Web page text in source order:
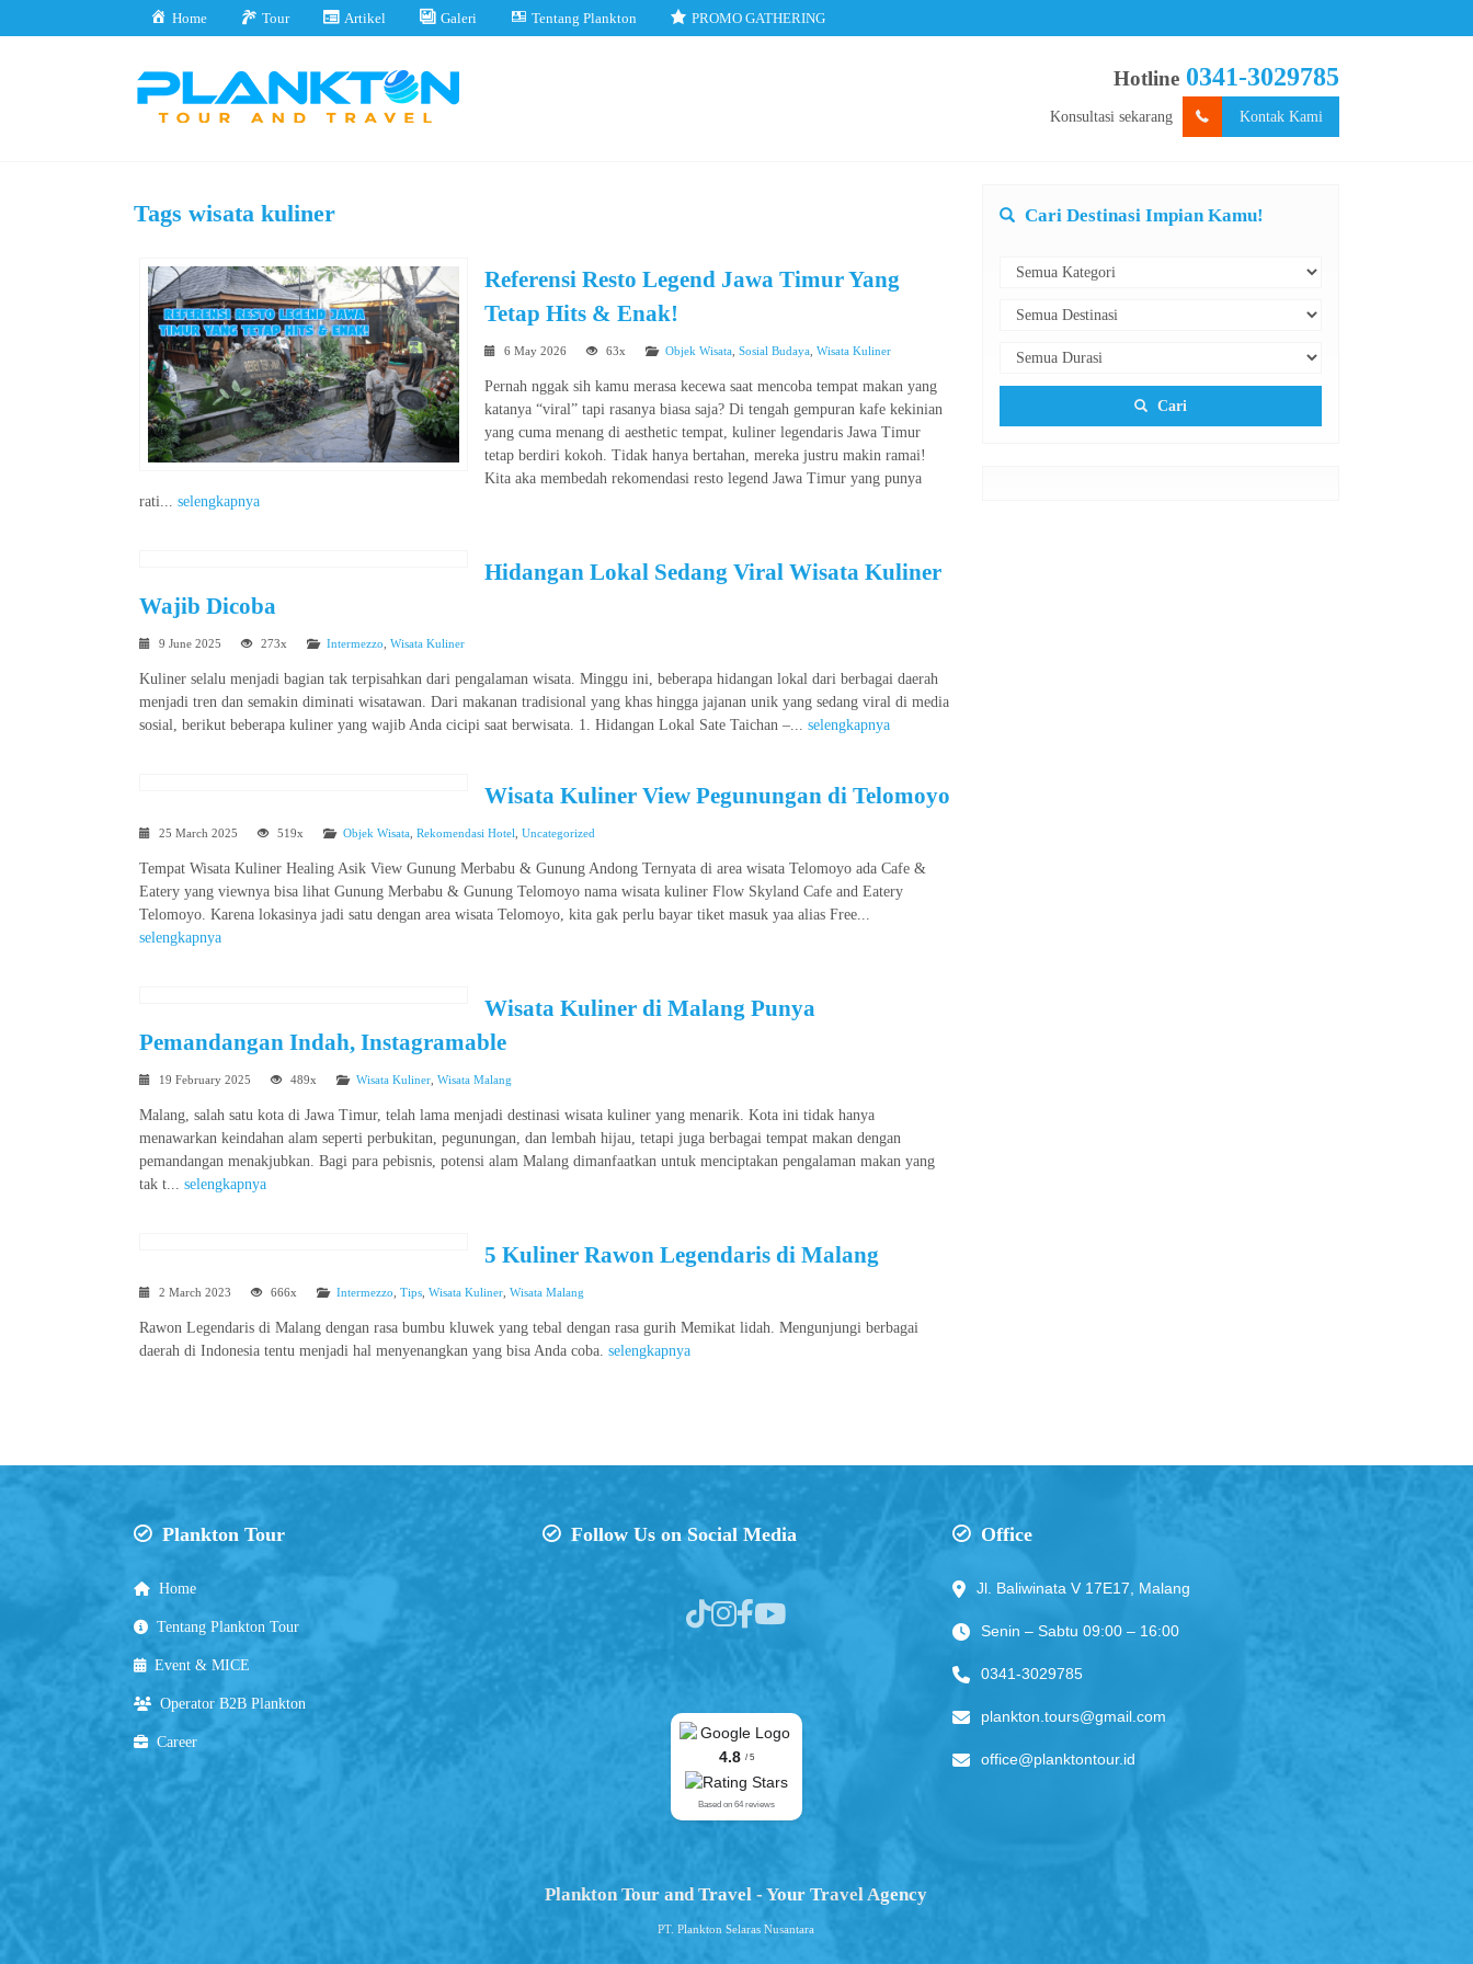
Home Tour Artikel Galeri Tentang Plankton PROMO GATHERING
Hotline 0341-3029785
Konsultasi sekarang Kontak Kami
Tags wisata kuliner
Referensi Resto Legend Jawa Timur Yang
Tetap Hits & Enak!
6 May 2026 63x Objek Wisata Sosial Budaya Wisata Kuliner
Pernah nggak sih kamu merasa kecewa saat mencoba tempat makan yang
katanya “viral” tapi rasanya biasa saja? Di tengah gempuran kafe kekinian
yang cuma menang di aesthetic tempat, kuliner legendaris Jawa Timur
tetap berdiri kokoh. Tidak hanya bertahan, mereka justru makin ramai!
Kita aka membedah rekomendasi resto legend Jawa Timur yang punya
rati... selengkapnya
Hidangan Lokal Sedang Viral Wisata Kuliner
Wajib Dicoba
9 June 2025 273x Intermezzo Wisata Kuliner
Kuliner selalu menjadi bagian tak terpisahkan dari pengalaman wisata. Minggu ini, beberapa hidangan lokal dari berbagai daerah
menjadi tren dan semakin diminati wisatawan. Dari makanan tradisional yang khas hingga jajanan unik yang sedang viral di media
sosial, berikut beberapa kuliner yang wajib Anda cicipi saat berwisata. 1. Hidangan Lokal Sate Taichan –... selengkapnya
Wisata Kuliner View Pegunungan di Telomoyo
25 March 2025 519x Objek Wisata Rekomendasi Hotel Uncategorized
Tempat Wisata Kuliner Healing Asik View Gunung Merbabu & Gunung Andong Ternyata di area wisata Telomoyo ada Cafe &
Eatery yang viewnya bisa lihat Gunung Merbabu & Gunung Telomoyo nama wisata kuliner Flow Skyland Cafe and Eatery
Telomoyo. Karena lokasinya jadi satu dengan area wisata Telomoyo, kita gak perlu bayar tiket masuk yaa alias Free...
selengkapnya
Wisata Kuliner di Malang Punya
Pemandangan Indah, Instagramable
19 February 2025 489x Wisata Kuliner Wisata Malang
Malang, salah satu kota di Jawa Timur, telah lama menjadi destinasi wisata kuliner yang menarik. Kota ini tidak hanya
menawarkan keindahan alam seperti perbukitan, pegunungan, dan lembah hijau, tetapi juga berbagai tempat makan dengan
pemandangan menakjubkan. Bagi para pebisnis, potensi alam Malang dimanfaatkan untuk menciptakan pengalaman makan yang
tak t... selengkapnya
5 Kuliner Rawon Legendaris di Malang
2 March 2023 666x Intermezzo Tips Wisata Kuliner Wisata Malang
Rawon Legendaris di Malang dengan rasa bumbu kluwek yang tebal dengan rasa gurih Memikat lidah. Mengunjungi berbagai
daerah di Indonesia tentu menjadi hal menyenangkan yang bisa Anda coba. selengkapnya
Cari Destinasi Impian Kamu!
Cari
Plankton Tour
Home
Tentang Plankton Tour
Event & MICE
Operator B2B Plankton
Career
Follow Us on Social Media
4.8 / 5
Based on 64 reviews
Office
Jl. Baliwinata V 17E17, Malang
Senin – Sabtu 09:00 – 16:00
0341-3029785
plankton.tours@gmail.com
office@planktontour.id
Plankton Tour and Travel - Your Travel Agency
PT. Plankton Selaras Nusantara